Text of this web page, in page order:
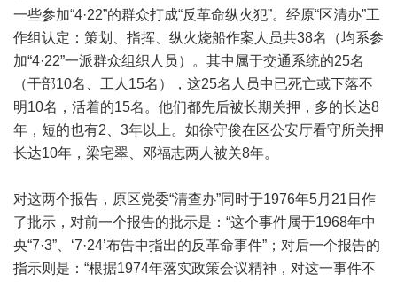
一些参加“4·22”的群众打成“反革命纵火犯”。经原“区清办”工
作组认定：策划、指挥、纵火烧船作案人员共38名（均系参
加“4·22”一派群众组织人员）。其中属于交通系统的25名
（干部10名、工人15名），这25名人员中已死亡或下落不
明10名，活着的15名。他们都先后被长期关押，多的长达8
年，短的也有2、3年以上。如徐守俊在区公安厅看守所关押
长达10年，梁宅翠、邓福志两人被关8年。
对这两个报告，原区党委“清查办”同时于1976年5月21日作
了批示，对前一个报告的批示是：“这个事件属于1968年中
央“7·3”、‘7·24’布告中指出的反革命事件”；对后一个报告的
指示则是：“根据1974年落实政策会议精神，对这一事件不